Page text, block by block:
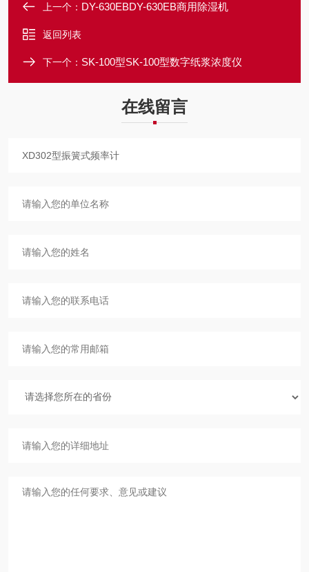
上一个： DY-630EBDY-630EB商用除湿机
返回列表
下一个： SK-100型SK-100型数字纸浆浓度仪
在线留言